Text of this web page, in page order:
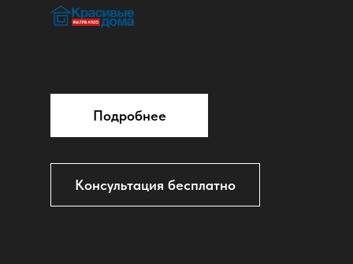
Подробнее
Консультация бесплатно